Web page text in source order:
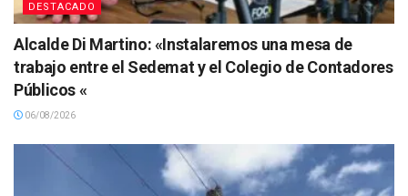
DESTACADO
Alcalde Di Martino: «Instalaremos una mesa de
trabajo entre el Sedemat y el Colegio de Contadores
Públicos «
06/08/2026